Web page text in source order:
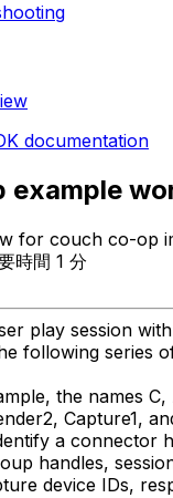
documentation
example
for couch co-op
時間 1 分
play session
following series
the names C,
Capture1,
a connector
handles,
device IDs,